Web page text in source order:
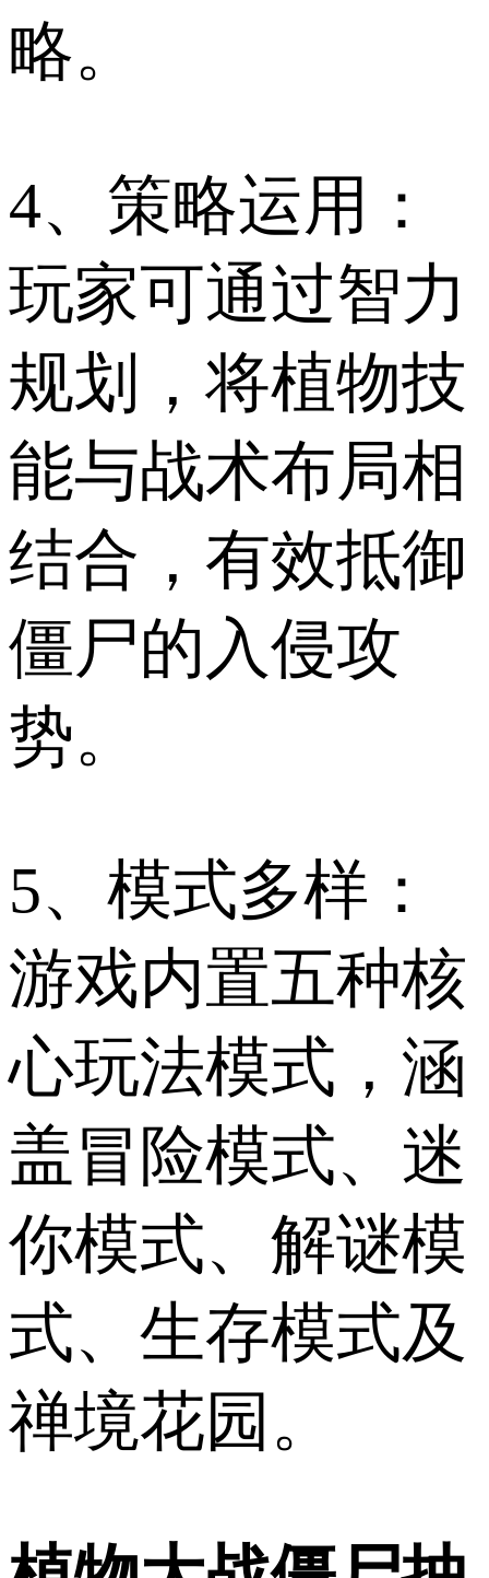
略。
4、策略运用：
玩家可通过智力
规划，将植物技
能与战术布局相
结合，有效抵御
僵尸的入侵攻
势。
5、模式多样：
游戏内置五种核
心玩法模式，涵
盖冒险模式、迷
你模式、解谜模
式、生存模式及
禅境花园。